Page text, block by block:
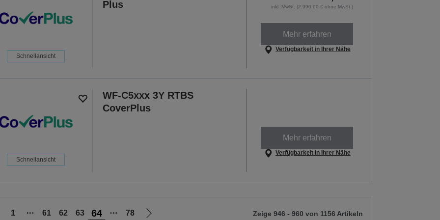
Schnellansicht
Plus inkl. MwSt. (2.990,00 € ohne MwSt.)
Mehr erfahren
Verfügbarkeit in Ihrer Nähe
Schnellansicht
WF-C5xxx 3Y RTBS
CoverPlus
Mehr erfahren
Verfügbarkeit in Ihrer Nähe
1 ⋯ 61 62 63 64 ⋯ 78
Zur Zeige 946 - 960 von 1156 Artikeln